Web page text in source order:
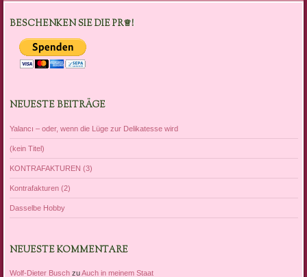
BESCHENKEN SIE DIE PR♕!
NEUESTE BEITRÄGE
Yalancı – oder, wenn die Lüge zur Delikatesse wird
(kein Titel)
KONTRAFAKTUREN (3)
Kontrafakturen (2)
Dasselbe Hobby
NEUESTE KOMMENTARE
Wolf-Dieter BuschzuAuch in meinem Staat